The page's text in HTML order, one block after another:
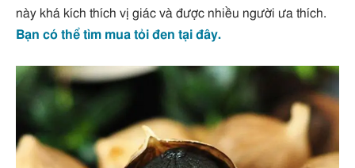
này khá kích thích vị giác và được nhiều người ưa thích.
Bạn có thể tìm mua tỏi đen tại đây.